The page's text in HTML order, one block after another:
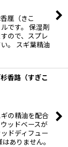
厘（きこ
です。 保湿剤
ので、スプレ
。 スギ葉精油
香路（すぎこ
の精油を配合
ッドベースが
ドディフュー
ありません。